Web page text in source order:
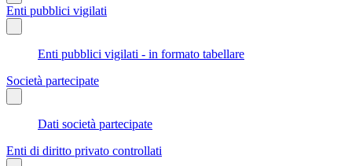
Enti pubblici vigilati
Enti pubblici vigilati - in formato tabellare
Società partecipate
Dati società partecipate
Enti di diritto privato controllati